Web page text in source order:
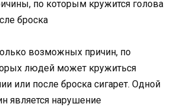
возможных причин, по
людей может кружиться
или после броска сигарет. Одной
является нарушение